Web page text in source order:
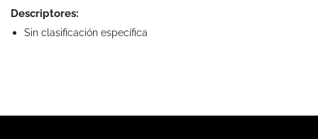
Descriptores:
Sin clasificación específica